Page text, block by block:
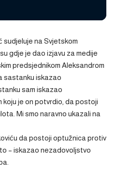
sudjeluje na Svjetskom
gdje je dao izjavu za medije
predsjednikom Aleksandrom
sastanku iskazao
sam iskazao
je on potvrdio, da postoji
Mi smo naravno ukazali na
da postoji optužnica protiv
– iskazao nezadovoljstvo